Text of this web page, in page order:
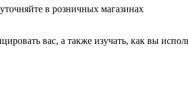
в розничных магазинах
вас, а также изучать, как вы